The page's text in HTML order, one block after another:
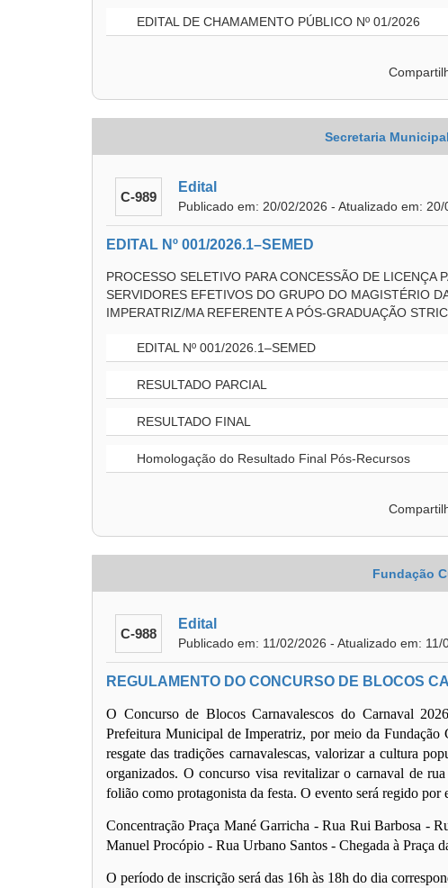
EDITAL DE CHAMAMENTO PÚBLICO Nº 01/2026
Secretaria
C-989
Edital
Publicado em: 20/02/2026 - Atualizado em: 20/
EDITAL Nº 001/2026.1–SEMED
PROCESSO SELETIVO PARA CONCESSÃO DE LICENÇA
SERVIDORES EFETIVOS DO GRUPO DO MAGISTÉRIO
IMPERATRIZ/MA REFERENTE A PÓS-GRADUAÇÃO
EDITAL Nº 001/2026.1–SEMED
RESULTADO PARCIAL
RESULTADO FINAL
Homologação do Resultado Final Pós-Recursos
Fundação
C-988
Edital
Publicado em: 11/02/2026 - Atualizado em: 11/
REGULAMENTO DO CONCURSO DE BLOCOS
O Concurso de Blocos Carnavalescos do Carnaval
Prefeitura Municipal de Imperatriz, por meio da
resgate das tradições carnavalescas, valorizar a cultura
organizados. O concurso visa revitalizar o carnaval de
folião como protagonista da festa. O evento será regido por
Concentração Praça Mané Garricha - Rua Rui Barbosa -
Manuel Procópio - Rua Urbano Santos - Chegada à Praça
O período de inscrição será das 16h às 18h do dia